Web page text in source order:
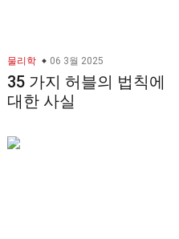
물리학 06 3월 2025
35 가지 허블의 법칙에
대한 사실